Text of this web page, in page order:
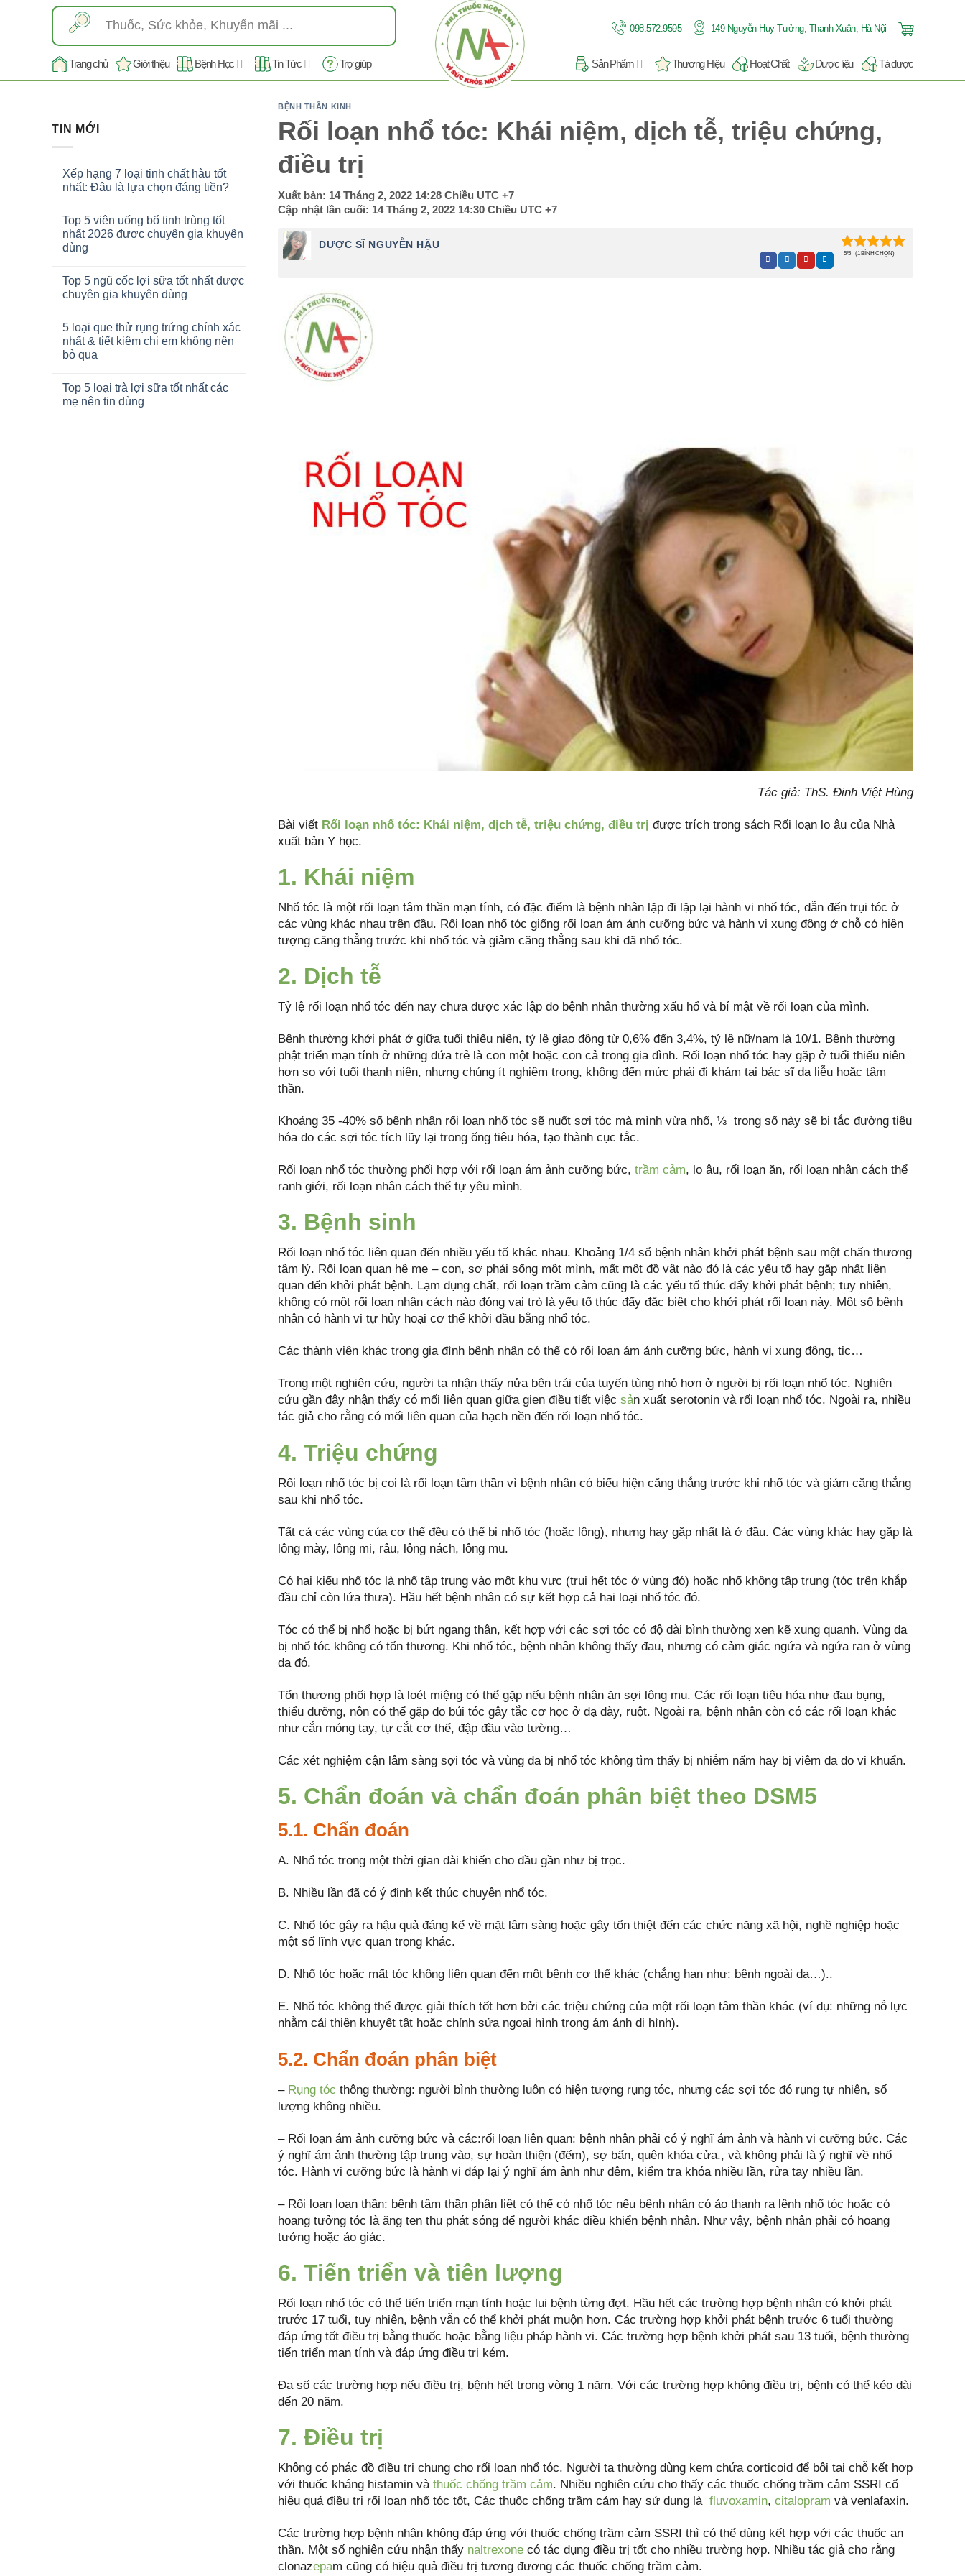
kiếm:
098.572.9595 149 Nguyễn Huy Tưởng, Thanh Xuân, Hà Nội
Trang chủ Giới thiệu Bệnh Học Tin Tức Trợ giúp Sản Phẩm Thương Hiệu Hoạt Chất Dược liệu Tá dược
TIN MỚI
Xếp hạng 7 loại tinh chất hàu tốt
nhất: Đâu là lựa chọn đáng tiền?
Top 5 viên uống bổ tinh trùng tốt
nhất 2026 được chuyên gia khuyên
dùng
Top 5 ngũ cốc lợi sữa tốt nhất được
chuyên gia khuyên dùng
5 loại que thử rụng trứng chính xác
nhất & tiết kiệm chị em không nên
bỏ qua
Top 5 loại trà lợi sữa tốt nhất các
mẹ nên tin dùng
BỆNH THẦN KINH
Rối loạn nhổ tóc: Khái niệm, dịch tễ, triệu chứng,
điều trị
Xuất bản: 14 Tháng 2, 2022 14:28 Chiều UTC +7
Cập nhật lần cuối: 14 Tháng 2, 2022 14:30 Chiều UTC +7
DƯỢC SĨ NGUYỄN HẬU
5/5 - (1 BÌNH CHỌN)
Tác giả: ThS. Đinh Việt Hùng
Bài viết Rối loạn nhổ tóc: Khái niệm, dịch tễ, triệu chứng, điều trị được trích trong sách Rối loạn lo âu của Nhà
xuất bản Y học.
1. Khái niệm
Nhổ tóc là một rối loạn tâm thần mạn tính, có đặc điểm là bệnh nhân lặp đi lặp lại hành vi nhổ tóc, dẫn đến trụi tóc ở
các vùng khác nhau trên đầu. Rối loạn nhổ tóc giống rối loạn ám ảnh cưỡng bức và hành vi xung động ở chỗ có hiện
tượng căng thẳng trước khi nhổ tóc và giảm căng thẳng sau khi đã nhổ tóc.
2. Dịch tễ
Tỷ lệ rối loạn nhổ tóc đến nay chưa được xác lập do bệnh nhân thường xấu hổ và bí mật về rối loạn của mình.
Bệnh thường khởi phát ở giữa tuổi thiếu niên, tỷ lệ giao động từ 0,6% đến 3,4%, tỷ lệ nữ/nam là 10/1. Bệnh thường
phật triển mạn tính ở những đứa trẻ là con một hoặc con cả trong gia đình. Rối loạn nhổ tóc hay gặp ở tuổi thiếu niên
hơn so với tuổi thanh niên, nhưng chúng ít nghiêm trọng, không đến mức phải đi khám tại bác sĩ da liễu hoặc tâm
thần.
Khoảng 35 -40% số bệnh nhân rối loạn nhổ tóc sẽ nuốt sợi tóc mà mình vừa nhổ, ⅓ trong số này sẽ bị tắc đường tiêu
hóa do các sợi tóc tích lũy lại trong ống tiêu hóa, tạo thành cục tắc.
Rối loạn nhổ tóc thường phối hợp với rối loạn ám ảnh cưỡng bức, trầm cảm, lo âu, rối loạn ăn, rối loạn nhân cách thể
ranh giới, rối loạn nhân cách thể tự yêu mình.
3. Bệnh sinh
Rối loạn nhổ tóc liên quan đến nhiều yếu tố khác nhau. Khoảng 1/4 sổ bệnh nhân khởi phát bệnh sau một chấn thương
tâm lý. Rối loạn quan hệ mẹ – con, sợ phải sống một mình, mất một đồ vật nào đó là các yếu tố hay gặp nhất liên
quan đến khởi phát bệnh. Lạm dụng chất, rối loạn trầm cảm cũng là các yếu tố thúc đẩy khởi phát bệnh; tuy nhiên,
không có một rối loạn nhân cách nào đóng vai trò là yếu tố thúc đẩy đặc biệt cho khởi phát rối loạn này. Một số bệnh
nhân có hành vi tự hủy hoại cơ thể khởi đầu bằng nhổ tóc.
Các thành viên khác trong gia đình bệnh nhân có thể có rối loạn ám ảnh cưỡng bức, hành vi xung động, tic…
Trong một nghiên cứu, người ta nhận thấy nửa bên trái của tuyến tùng nhỏ hơn ở người bị rối loạn nhổ tóc. Nghiên
cứu gần đây nhận thấy có mối liên quan giữa gien điều tiết việc sản xuất serotonin và rối loạn nhổ tóc. Ngoài ra, nhiều
tác giả cho rằng có mối liên quan của hạch nền đến rối loạn nhổ tóc.
4. Triệu chứng
Rối loạn nhổ tóc bị coi là rối loạn tâm thần vì bệnh nhân có biểu hiện căng thẳng trước khi nhổ tóc và giảm căng thẳng
sau khi nhổ tóc.
Tất cả các vùng của cơ thể đều có thể bị nhổ tóc (hoặc lông), nhưng hay gặp nhất là ở đầu. Các vùng khác hay gặp là
lông mày, lông mi, râu, lông nách, lông mu.
Có hai kiểu nhổ tóc là nhổ tập trung vào một khu vực (trụi hết tóc ở vùng đó) hoặc nhổ không tập trung (tóc trên khắp
đầu chỉ còn lứa thưa). Hầu hết bệnh nhân có sự kết hợp cả hai loại nhổ tóc đó.
Tóc có thể bị nhổ hoặc bị bứt ngang thân, kết hợp với các sợi tóc có độ dài bình thường xen kẽ xung quanh. Vùng da
bị nhổ tóc không có tổn thương. Khi nhổ tóc, bệnh nhân không thấy đau, nhưng có cảm giác ngứa và ngứa ran ở vùng
dạ đó.
Tổn thương phối hợp là loét miệng có thể gặp nếu bệnh nhân ăn sợi lông mu. Các rối loạn tiêu hóa như đau bụng,
thiểu dưỡng, nôn có thể gặp do búi tóc gây tắc cơ học ở dạ dày, ruột. Ngoài ra, bệnh nhân còn có các rối loạn khác
như cắn móng tay, tự cắt cơ thể, đập đầu vào tường…
Các xét nghiệm cận lâm sàng sợi tóc và vùng da bị nhổ tóc không tìm thấy bị nhiễm nấm hay bị viêm da do vi khuẩn.
5. Chẩn đoán và chẩn đoán phân biệt theo DSM5
5.1. Chẩn đoán
A. Nhổ tóc trong một thời gian dài khiến cho đầu gần như bị trọc.
B. Nhiều lần đã có ý định kết thúc chuyện nhổ tóc.
C. Nhổ tóc gây ra hậu quả đáng kể về mặt lâm sàng hoặc gây tổn thiệt đến các chức năng xã hội, nghề nghiệp hoặc
một số lĩnh vực quan trọng khác.
D. Nhổ tóc hoặc mất tóc không liên quan đến một bệnh cơ thể khác (chẳng hạn như: bệnh ngoài da…)..
E. Nhổ tóc không thể được giải thích tốt hơn bởi các triệu chứng của một rối loạn tâm thần khác (ví dụ: những nỗ lực
nhằm cải thiện khuyết tật hoặc chỉnh sửa ngoại hình trong ám ảnh dị hình).
5.2. Chẩn đoán phân biệt
– Rụng tóc thông thường: người bình thường luôn có hiện tượng rụng tóc, nhưng các sợi tóc đó rụng tự nhiên, số
lượng không nhiều.
– Rối loạn ám ảnh cưỡng bức và các:rối loạn liên quan: bệnh nhân phải có ý nghĩ ám ảnh và hành vi cưỡng bức. Các
ý nghĩ ám ảnh thường tập trung vào, sự hoàn thiện (đếm), sợ bẩn, quên khóa cửa., và không phải là ý nghĩ về nhổ
tóc. Hành vi cưỡng bức là hành vi đáp lại ý nghĩ ám ảnh như đêm, kiểm tra khóa nhiều lần, rửa tay nhiều lần.
– Rối loạn loạn thần: bệnh tâm thần phân liệt có thể có nhổ tóc nếu bệnh nhân có ảo thanh ra lệnh nhổ tóc hoặc có
hoang tưởng tóc là ăng ten thu phát sóng để người khác điều khiển bệnh nhân. Như vậy, bệnh nhân phải có hoang
tưởng hoặc ảo giác.
6. Tiến triển và tiên lượng
Rối loạn nhổ tóc có thể tiến triển mạn tính hoặc lui bệnh từng đợt. Hầu hết các trường hợp bệnh nhân có khởi phát
trước 17 tuổi, tuy nhiên, bệnh vẫn có thể khởi phát muộn hơn. Các trường hợp khởi phát bệnh trước 6 tuổi thường
đáp ứng tốt điều trị bằng thuốc hoặc bằng liệu pháp hành vi. Các trường hợp bệnh khởi phát sau 13 tuổi, bệnh thường
tiến triển mạn tính và đáp ứng điều trị kém.
Đa số các trường hợp nếu điều trị, bệnh hết trong vòng 1 năm. Với các trường hợp không điều trị, bệnh có thể kéo dài
đến 20 năm.
7. Điều trị
Không có phác đồ điều trị chung cho rối loạn nhổ tóc. Người ta thường dùng kem chứa corticoid để bôi tại chỗ kết hợp
với thuốc kháng histamin và thuốc chống trầm cảm. Nhiều nghiên cứu cho thấy các thuốc chống trầm cảm SSRI cổ
hiệu quả điều trị rối loạn nhổ tóc tốt, Các thuốc chống trầm cảm hay sử dụng là fluvoxamin, citalopram và venlafaxin.
Các trường hợp bệnh nhân không đáp ứng với thuốc chống trầm cảm SSRI thì có thể dùng kết hợp với các thuốc an
thần. Một số nghiên cứu nhận thấy naltrexone có tác dụng điều trị tốt cho nhiều trường hợp. Nhiều tác giả cho rằng
clonazepam cũng có hiệu quả điều trị tương đương các thuốc chống trầm cảm.